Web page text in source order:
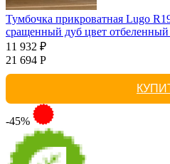
Тумбочка прикроватная Lugo
сращенный дуб цвет
11 932 ₽
21 694 Р
-45%